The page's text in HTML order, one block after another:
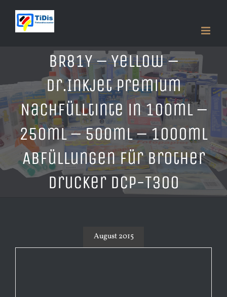
Inhalt
BR81Y – Yellow –
Dr.Inkjet Premium
Nachfülltinte in 100ml –
250ml – 500ml – 1000ml
Abfüllungen für Brother
Drucker DCP-T300
August 2015